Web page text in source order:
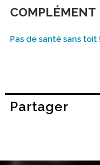
COMPLÉMENT
Pas de santé sans toit !
Partager